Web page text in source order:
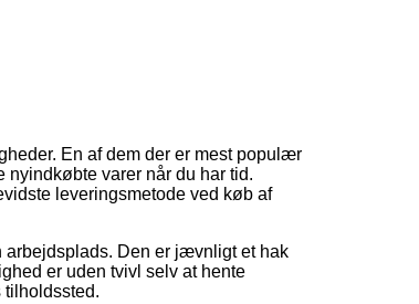
En af dem der er mest populær
nyindkøbte varer når du har tid.
leveringsmetode ved køb af
Den er jævnligt et hak
er uden tvivl selv at hente
tilholdssted.